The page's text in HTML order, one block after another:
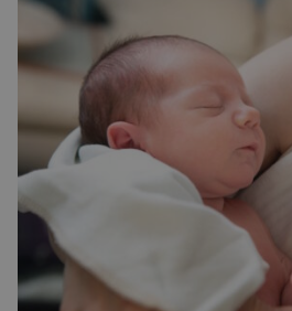
sardinky, které si může
„Místo toho, aby
mononutrienty, jsou rybí
potravinou,“ říká nutriční
Robertson a zdůrazňuje […]